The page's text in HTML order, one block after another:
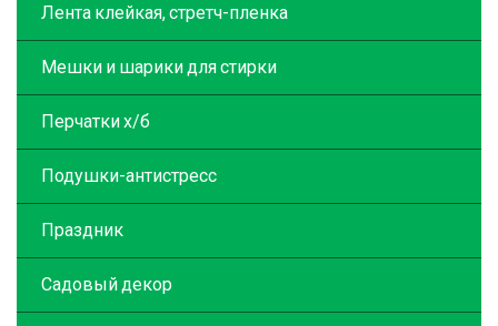
Лента клейкая, стретч-пленка
Мешки и шарики для стирки
Перчатки х/б
Подушки-антистресс
Праздник
Садовый декор